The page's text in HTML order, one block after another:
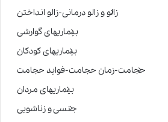
زالو و زالو درمانی-زالو انداختن
بیماریهای گوارشی
بیماریهای کودکان
حجامت-زمان حجامت-فواید حجامت
بیماریهای مردان
جنسی و زناشویی